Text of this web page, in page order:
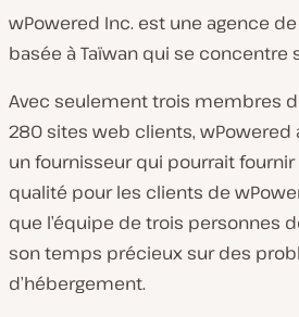
wPowered Inc. est une agence
basée à Taïwan qui se concentre
Avec seulement trois membres
280 sites web clients, wPowered
un fournisseur qui pourrait
qualité pour les clients de
que l’équipe de trois personnes
son temps précieux sur des
d’hébergement.